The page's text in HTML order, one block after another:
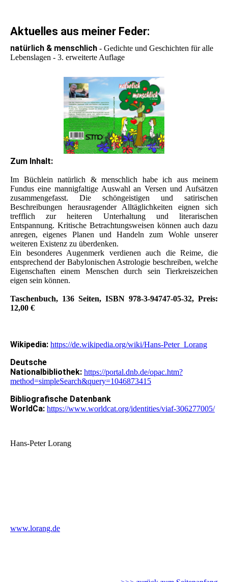
Aktuelles aus meiner Feder:
natürlich & menschlich - Gedichte und Geschichten für alle
Lebenslagen - 3. erweiterte Auflage
Zum Inhalt:
Im Büchlein natürlich & menschlich habe ich aus meinem
Fundus eine mannigfaltige Auswahl an Versen und Aufsätzen
zusammengefasst. Die schöngeistigen und satirischen
Beschreibungen herausragender Alltäglichkeiten eignen sich
trefflich zur heiteren Unterhaltung und literarischen
Entspannung. Kritische Betrachtungsweisen können auch dazu
anregen, eigenes Planen und Handeln zum Wohle unserer
weiteren Existenz zu überdenken.
Ein besonderes Augenmerk verdienen auch die Reime, die
entsprechend der Babylonischen Astrologie beschreiben, welche
Eigenschaften einem Menschen durch sein Tierkreiszeichen
eigen sein können.
Taschenbuch, 136 Seiten, ISBN 978-3-94747-05-32, Preis:
12,00 €
Wikipedia: https://de.wikipedia.org/wiki/Hans-Peter_Lorang
Deutsche
Nationalbibliothek: https://portal.dnb.de/opac.htm?
method=simpleSearch&query=1046873415
Bibliografische Datenbank
WorldCa: https://www.worldcat.org/identities/viaf-306277005/
Hans-Peter Lorang
www.lorang.de